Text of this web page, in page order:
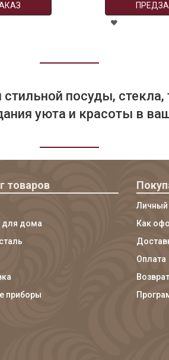
посуды,
уюта и красоты в
товаров
дома
приборы
Личный
Как
Оплата
Возврат